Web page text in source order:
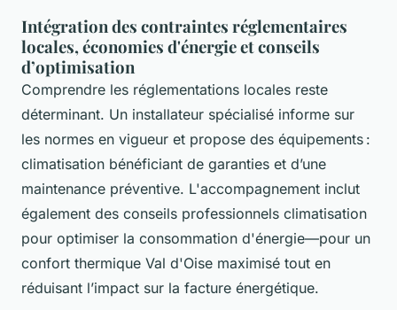
Intégration des contraintes réglementaires
locales, économies d'énergie et conseils
d’optimisation
Comprendre les réglementations locales reste
déterminant. Un installateur spécialisé informe sur
les normes en vigueur et propose des équipements :
climatisation bénéficiant de garanties et d’une
maintenance préventive. L'accompagnement inclut
également des conseils professionnels climatisation
pour optimiser la consommation d'énergie—pour un
confort thermique Val d'Oise maximisé tout en
réduisant l’impact sur la facture énergétique.